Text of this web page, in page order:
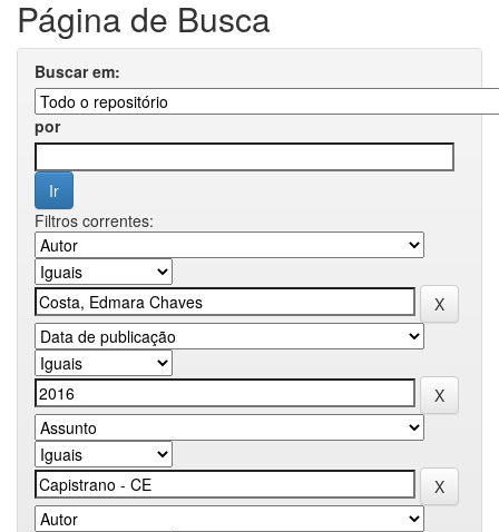
Página de Busca
Buscar em:
por
Filtros correntes: